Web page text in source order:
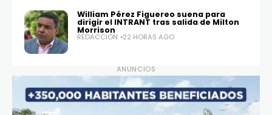
William Pérez Figuereo suena para
dirigir el INTRANT tras salida de Milton
Morrison
REDACCIÓN 22 HORAS AGO
ANUNCIOS